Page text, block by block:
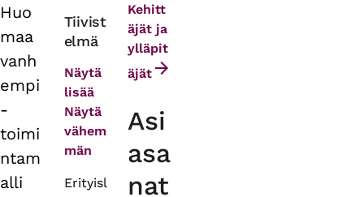
Primary
tabs
Huo
maa
vanh
empi
-
toimi
ntam
alli
Tiivist
elmä
Näytä
lisää
Näytä
vähem
män
Erityisl
Kehitt
äjät ja
ylläpit
äjät
Asi
asa
nat